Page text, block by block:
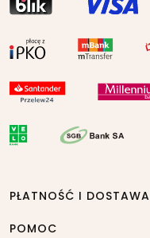
PŁATNOŚĆ I DOSTAWA
POMOC